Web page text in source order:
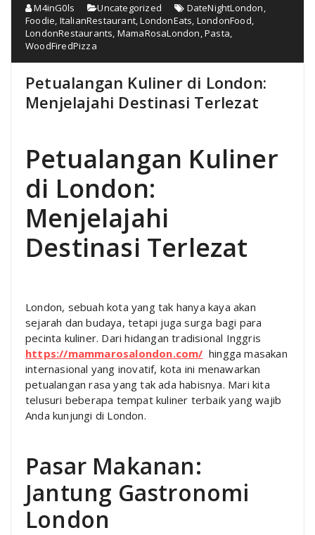
M4inG0ls Uncategorized DateNightLondon
Foodie ItalianRestaurant ,LondonEats LondonFood
LondonRestaurants MamaRosaLondon ,Pasta
WoodFiredPizza
Petualangan Kuliner di London:
Menjelajahi Destinasi Terlezat
Petualangan Kuliner
di London:
Menjelajahi
Destinasi Terlezat
London, sebuah kota yang tak hanya kaya akan
sejarah dan budaya, tetapi juga surga bagi para
pecinta kuliner. Dari hidangan tradisional Inggris
https://mammarosalondon.com/ hingga masakan
internasional yang inovatif, kota ini menawarkan
petualangan rasa yang tak ada habisnya. Mari kita
telusuri beberapa tempat kuliner terbaik yang wajib
Anda kunjungi di London.
Pasar Makanan:
Jantung Gastronomi
London